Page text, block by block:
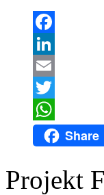
Facebook
LinkedIn
Email
Twitter
WhatsAppShare
Projekt